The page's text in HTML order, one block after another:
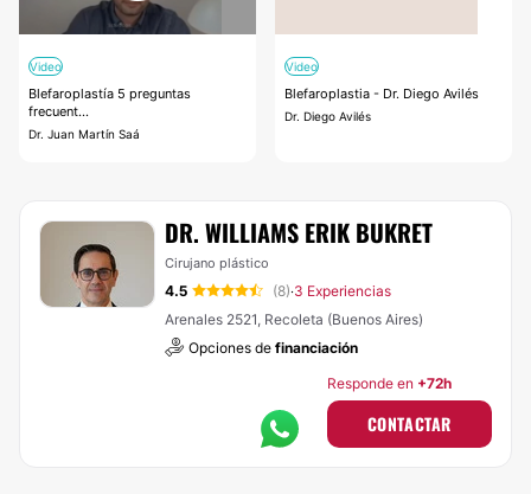
Video
Blefaroplastía 5 preguntas
frecuent...
Dr. Juan Martín Saá
Video
Blefaroplastia - Dr. Diego Avilés
Dr. Diego Avilés
DR. WILLIAMS ERIK BUKRET
Cirujano plástico
4.5 (8)·3 Experiencias
Arenales 2521, Recoleta (Buenos Aires)
Opciones de financiación
Responde en +72h
CONTACTAR